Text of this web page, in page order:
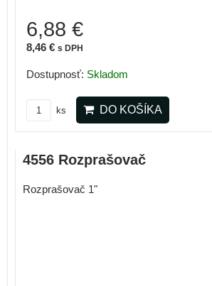
6,88 €
8,46 € s DPH
Dostupnosť: Skladom
ks DO KOŠÍKA
4556 Rozprašovač
Rozprašovač 1"